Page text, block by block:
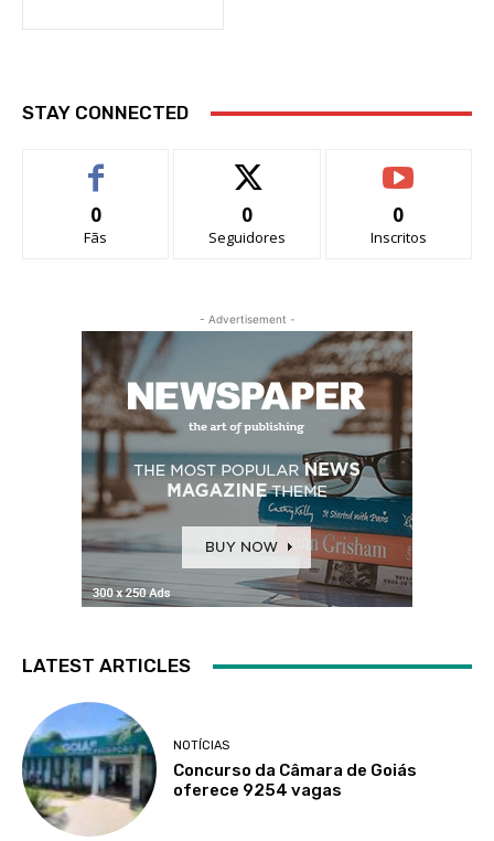
STAY CONNECTED
0
Fãs
0
Seguidores
0
Inscritos
- Advertisement -
LATEST ARTICLES
NOTÍCIAS
Concurso da Câmara de Goiás
oferece 9254 vagas